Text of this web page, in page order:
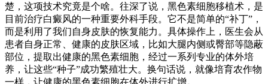
楚，这项技术究竟是个啥。往深了说，黑色素细胞移植术，是
目前治疗白癜风的一种重要外科手段。它不是简单的“补丁”，
而是利用了我们自身皮肤的恢复能力。具体操作上，医生会从
患者自身正常、健康的皮肤区域，比如大腿内侧或臀部等隐蔽
部位，提取出健康的黑色素细胞，经过一系列专业的体外培
养，让这些“种子”成功繁殖壮大。换句话说，就像培育农作物
一样，让健康的黑色素细胞在体外进行扩增。